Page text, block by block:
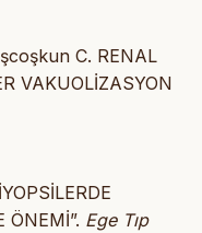
C. RENAL
VAKUOLİZASYON
ÖNEMİ”. Ege Tıp